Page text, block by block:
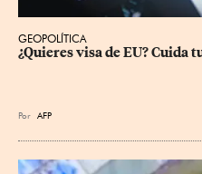
GEOPOLÍTICA
¿Quieres visa de EU? Cuida
Por AFP